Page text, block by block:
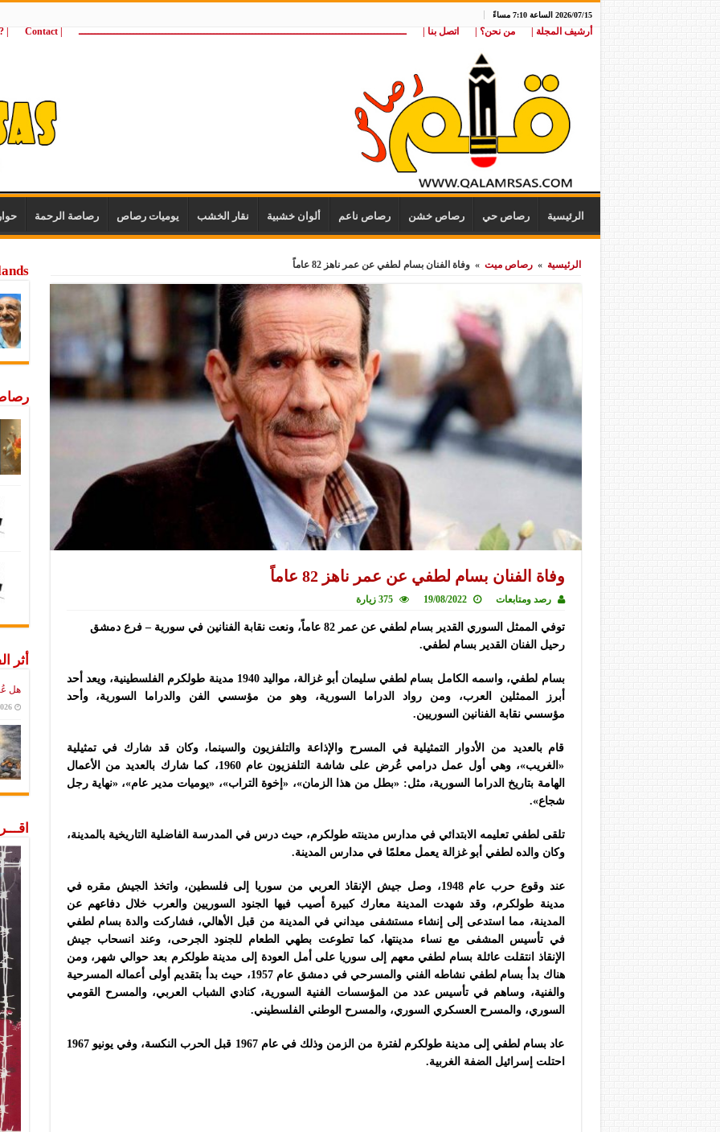
2026/07/15 الساعة 7:10 مساءً
أرشيف المجلة | من نحن؟ | اتصل بنا | ــــــــــــــــــــــــــــــــــــــــــــــــــــــــــــــــــــــــــــــــــــــــــــــــــــــ | Contact
wij
الرئيسية رصاص حي رصاص خشن رصاص ناعم ألوان خشبية نقار الخشب يوميات رصاص رصاصة الرحمة
الرئيسية » رصاص ميت » وفاة الفنان بسام لطفي عن عمر ناهز 82 عاماً
وفاة الفنان بسام لطفي عن عمر ناهز 82 عاماً
رصد ومتابعات 19/08/2022 375 زيارة
توفي الممثل السوري القدير بسام لطفي عن عمر 82 عاماً، ونعت نقابة الفنانين في سورية – فرع دمشق
رحيل الفنان القدير بسام لطفي.
بسام لطفي، واسمه الكامل بسام لطفي سليمان أبو غزالة، مواليد 1940 مدينة طولكرم الفلسطينية، ويعد أحد
أبرز الممثلين العرب، ومن رواد الدراما السورية، وهو من مؤسسي الفن والدراما السورية، وأحد
مؤسسي نقابة الفنانين السوريين.
قام بالعديد من الأدوار التمثيلية في المسرح والإذاعة والتلفزيون والسينما، وكان قد شارك في تمثيلية
«الغريب»، وهي أول عمل درامي عُرض على شاشة التلفزيون عام 1960، كما شارك بالعديد من الأعمال
الهامة بتاريخ الدراما السورية، مثل: «بطل من هذا الزمان»، «إخوة التراب»، «يوميات مدير عام»، «نهاية رجل
شجاع».
تلقى لطفي تعليمه الابتدائي في مدارس مدينته طولكرم، حيث درس في المدرسة الفاضلية التاريخية بالمدينة،
وكان والده لطفي أبو غزالة يعمل معلمًا في مدارس المدينة.
عند وقوع حرب عام 1948، وصل جيش الإنقاذ العربي من سوريا إلى فلسطين، واتخذ الجيش مقره في
مدينة طولكرم، وقد شهدت المدينة معارك كبيرة أصيب فيها الجنود السوريين والعرب خلال دفاعهم عن
المدينة، مما استدعى إلى إنشاء مستشفى ميداني في المدينة من قبل الأهالي، فشاركت والدة بسام لطفي
في تأسيس المشفى مع نساء مدينتها، كما تطوعت بطهي الطعام للجنود الجرحى، وعند انسحاب جيش
الإنقاذ انتقلت عائلة بسام لطفي معهم إلى سوريا على أمل العودة إلى مدينة طولكرم بعد حوالي شهر، ومن
هناك بدأ بسام لطفي نشاطه الفني والمسرحي في دمشق عام 1957، حيث بدأ بتقديم أولى أعماله المسرحية
والفنية، وساهم في تأسيس عدد من المؤسسات الفنية السورية، كنادي الشباب العربي، والمسرح القومي
السوري، والمسرح العسكري السوري، والمسرح الوطني الفلسطيني.
عاد بسام لطفي إلى مدينة طولكرم لفترة من الزمن وذلك في عام 1967 قبل الحرب النكسة، وفي يونيو 1967
احتلت إسرائيل الضفة الغربية.
أثر
هل